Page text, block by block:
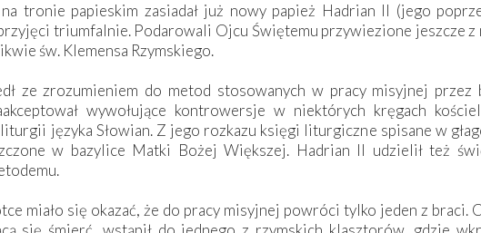
tronie papieskim zasiadał już nowy papież Hadrian II (jego
triumfalnie. Podarowali Ojcu Świętemu przywiezione jeszcze z
św. Klemensa Rzymskiego.
ze zrozumieniem do metod stosowanych w pracy misyjnej przez
wywołujące kontrowersje w niektórych kręgach
języka Słowian. Z jego rozkazu księgi liturgiczne spisane w
w bazylice Matki Bożej Większej. Hadrian II udzielił też
miało się okazać, że do pracy misyjnej powróci tylko jeden z braci.